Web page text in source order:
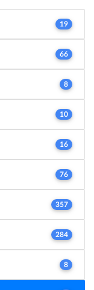
19
66
8
10
16
76
357
284
8